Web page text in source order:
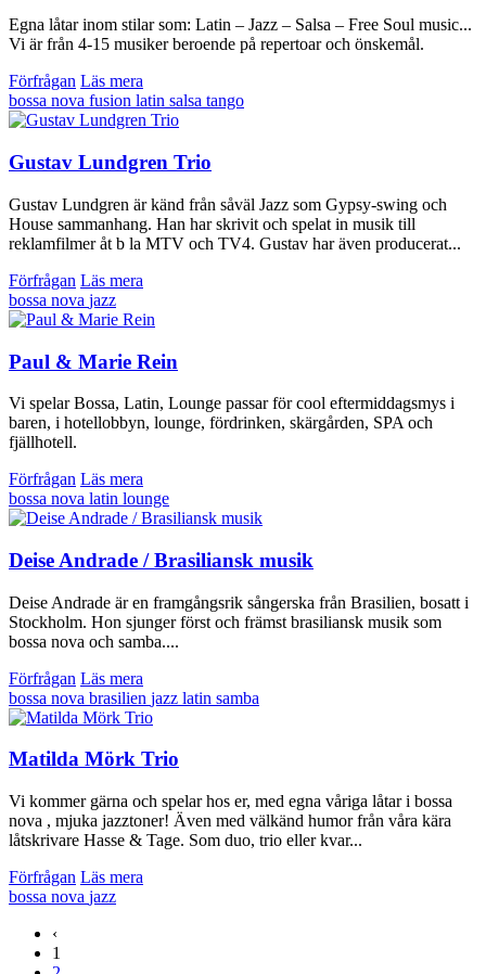
Egna låtar inom stilar som: Latin – Jazz – Salsa – Free Soul music...
Vi är från 4-15 musiker beroende på repertoar och önskemål.
Förfrågan Läs mera
bossa nova fusion latin salsa tango
Gustav Lundgren Trio
Gustav Lundgren är känd från såväl Jazz som Gypsy-swing och
House sammanhang. Han har skrivit och spelat in musik till
reklamfilmer åt b la MTV och TV4. Gustav har även producerat...
Förfrågan Läs mera
bossa nova jazz
Paul & Marie Rein
Vi spelar Bossa, Latin, Lounge passar för cool eftermiddagsmys i
baren, i hotellobbyn, lounge, fördrinken, skärgården, SPA och
fjällhotell.
Förfrågan Läs mera
bossa nova latin lounge
Deise Andrade / Brasiliansk musik
Deise Andrade är en framgångsrik sångerska från Brasilien, bosatt i
Stockholm. Hon sjunger först och främst brasiliansk musik som
bossa nova och samba....
Förfrågan Läs mera
bossa nova brasilien jazz latin samba
Matilda Mörk Trio
Vi kommer gärna och spelar hos er, med egna våriga låtar i bossa
nova , mjuka jazztoner! Även med välkänd humor från våra kära
låtskrivare Hasse & Tage. Som duo, trio eller kvar...
Förfrågan Läs mera
bossa nova jazz
‹
1